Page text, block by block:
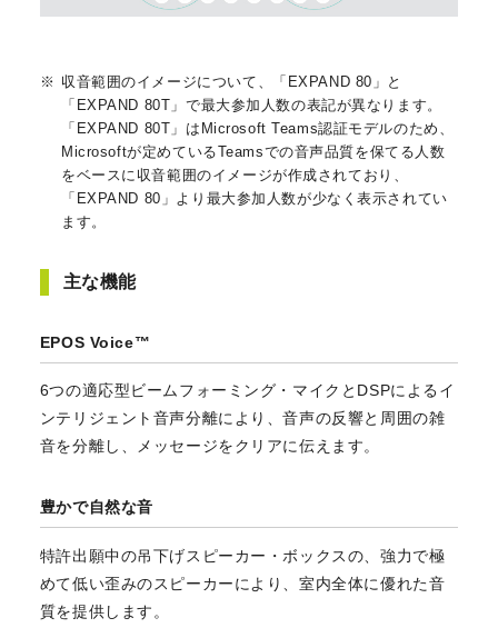
収音範囲のイメージについて、「EXPAND 80」と
「EXPAND 80T」で最大参加人数の表記が異なります。
「EXPAND 80T」はMicrosoft Teams認証モデルのため、
Microsoftが定めているTeamsでの音声品質を保てる人数
をベースに収音範囲のイメージが作成されており、
「EXPAND 80」より最大参加人数が少なく表示されてい
ます。
主な機能
EPOS Voice™
6つの適応型ビームフォーミング・マイクとDSPによるイ
ンテリジェント音声分離により、音声の反響と周囲の雑
音を分離し、メッセージをクリアに伝えます。
豊かで自然な音
特許出願中の吊下げスピーカー・ボックスの、強力で極
めて低い歪みのスピーカーにより、室内全体に優れた音
質を提供します。